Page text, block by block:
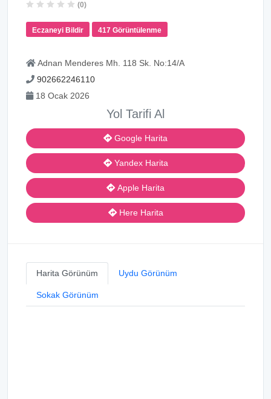
(0)
Eczaneyi Bildir 417 Görüntülenme
Adnan Menderes Mh. 118 Sk. No:14/A
902662246110
18 Ocak 2026
Yol Tarifi Al
Google Harita
Yandex Harita
Apple Harita
Here Harita
Harita Görünüm Uydu Görünüm
Sokak Görünüm